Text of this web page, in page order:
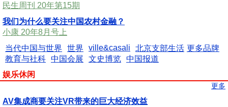
民生周刊 20年第15期
我们为什么要关注中国农村金融？
小康 20年8月号上
当代中国与世界
世界 ville&casali
北京支部生活
教育与社科 中国会展 文史博览 中国报道
更多品牌
娱乐休闲
更多
AV集成商要关注VR带来的巨大经济效益